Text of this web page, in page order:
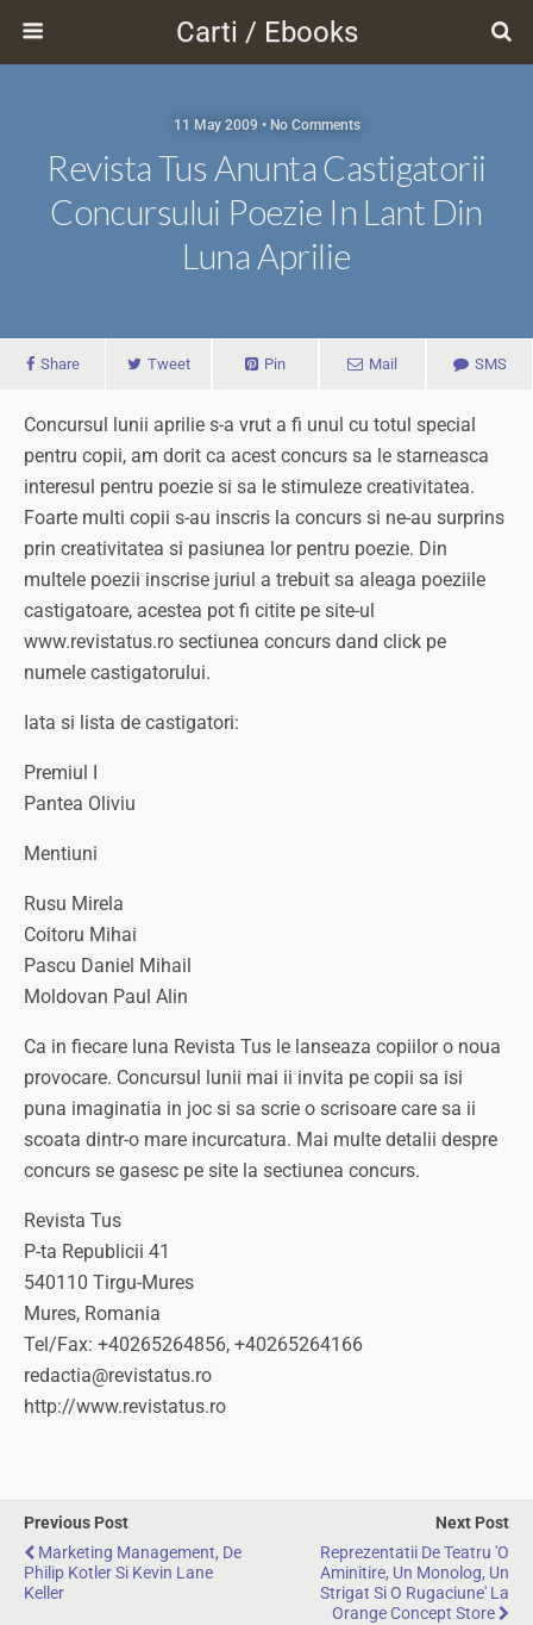
Carti / Ebooks
11 May 2009 • No Comments
Revista Tus Anunta Castigatorii
Concursului Poezie In Lant Din
Luna Aprilie
Share Tweet Pin Mail SMS
Concursul lunii aprilie s-a vrut a fi unul cu totul special
pentru copii, am dorit ca acest concurs sa le starneasca
interesul pentru poezie si sa le stimuleze creativitatea.
Foarte multi copii s-au inscris la concurs si ne-au surprins
prin creativitatea si pasiunea lor pentru poezie. Din
multele poezii inscrise juriul a trebuit sa aleaga poeziile
castigatoare, acestea pot fi citite pe site-ul
www.revistatus.ro sectiunea concurs dand click pe
numele castigatorului.
Iata si lista de castigatori:
Premiul I
Pantea Oliviu
Mentiuni
Rusu Mirela
Coitoru Mihai
Pascu Daniel Mihail
Moldovan Paul Alin
Ca in fiecare luna Revista Tus le lanseaza copiilor o noua
provocare. Concursul lunii mai ii invita pe copii sa isi
puna imaginatia in joc si sa scrie o scrisoare care sa ii
scoata dintr-o mare incurcatura. Mai multe detalii despre
concurs se gasesc pe site la sectiunea concurs.
Revista Tus
P-ta Republicii 41
540110 Tirgu-Mures
Mures, Romania
Tel/Fax: +40265264856, +40265264166
redactia@revistatus.ro
http://www.revistatus.ro
Previous Post
Marketing Management, De
Philip Kotler Si Kevin Lane
Keller
Next Post
Reprezentatii De Teatru 'O
Aminitire, Un Monolog, Un
Strigat Si O Rugaciune' La
Orange Concept Store